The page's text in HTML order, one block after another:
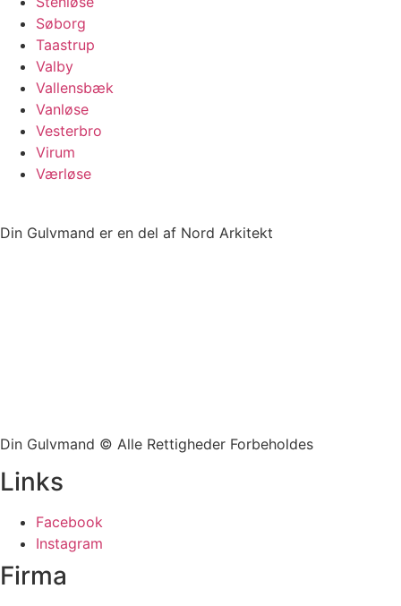
Søborg
Taastrup
Valby
Vallensbæk
Vanløse
Vesterbro
Virum
Værløse
Din Gulvmand er en del af Nord Arkitekt
Din Gulvmand © Alle Rettigheder Forbeholdes
Links
Facebook
Instagram
Firma